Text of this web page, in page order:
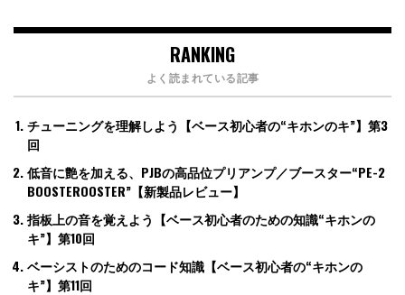
RANKING
よく読まれている記事
チューニングを理解しよう【ベース初心者の“キホンのキ”】第3
回
低音に艶を加える、PJBの高品位プリアンプ／ブースター“PE-2
BOOSTEROOSTER”【新製品レビュー】
指板上の音を覚えよう【ベース初心者のための知識“キホンの
キ”】第10回
ベーシストのためのコード知識【ベース初心者の“キホンの
キ”】第11回